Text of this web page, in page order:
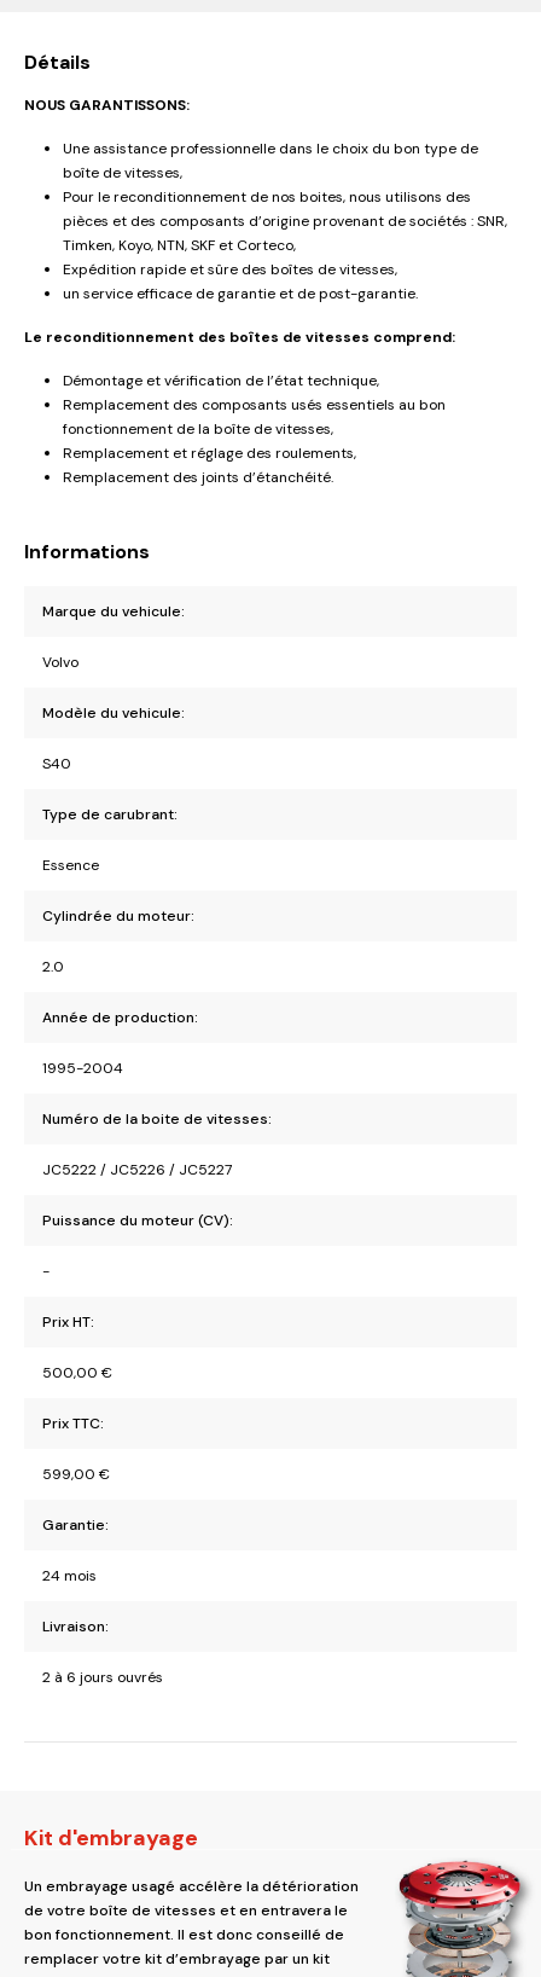
Détails
NOUS GARANTISSONS:
Une assistance professionnelle dans le choix du bon type de
boîte de vitesses,
Pour le reconditionnement de nos boites, nous utilisons des
pièces et des composants d’origine provenant de sociétés : SNR,
Timken, Koyo, NTN, SKF et Corteco,
Expédition rapide et sûre des boîtes de vitesses,
un service efficace de garantie et de post-garantie.
Le reconditionnement des boîtes de vitesses comprend:
Démontage et vérification de l’état technique,
Remplacement des composants usés essentiels au bon
fonctionnement de la boîte de vitesses,
Remplacement et réglage des roulements,
Remplacement des joints d’étanchéité.
Informations
Marque du vehicule:
Volvo
Modèle du vehicule:
S40
Type de carubrant:
Essence
Cylindrée du moteur:
2.0
Année de production:
1995-2004
Numéro de la boite de vitesses:
JC5222 / JC5226 / JC5227
Puissance du moteur (CV):
-
Prix HT:
500,00 €
Prix TTC:
599,00 €
Garantie:
24 mois
Livraison:
2 à 6 jours ouvrés
Kit d'embrayage
Un embrayage usagé accélère la détérioration
de votre boîte de vitesses et en entravera le
bon fonctionnement. Il est donc conseillé de
remplacer votre kit d’embrayage par un kit